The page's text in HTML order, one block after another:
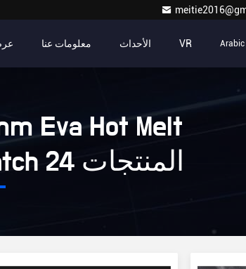
معلومات عنا الأحداث VR Arabic
Eva Hot Melt
Adhesive Film ] Match 24 المنتجات